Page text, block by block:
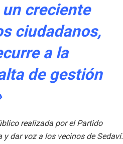
creciente
ciudadanos,
a la
de gestión
realizada por el Partido
dar voz a los vecinos de Sedaví.